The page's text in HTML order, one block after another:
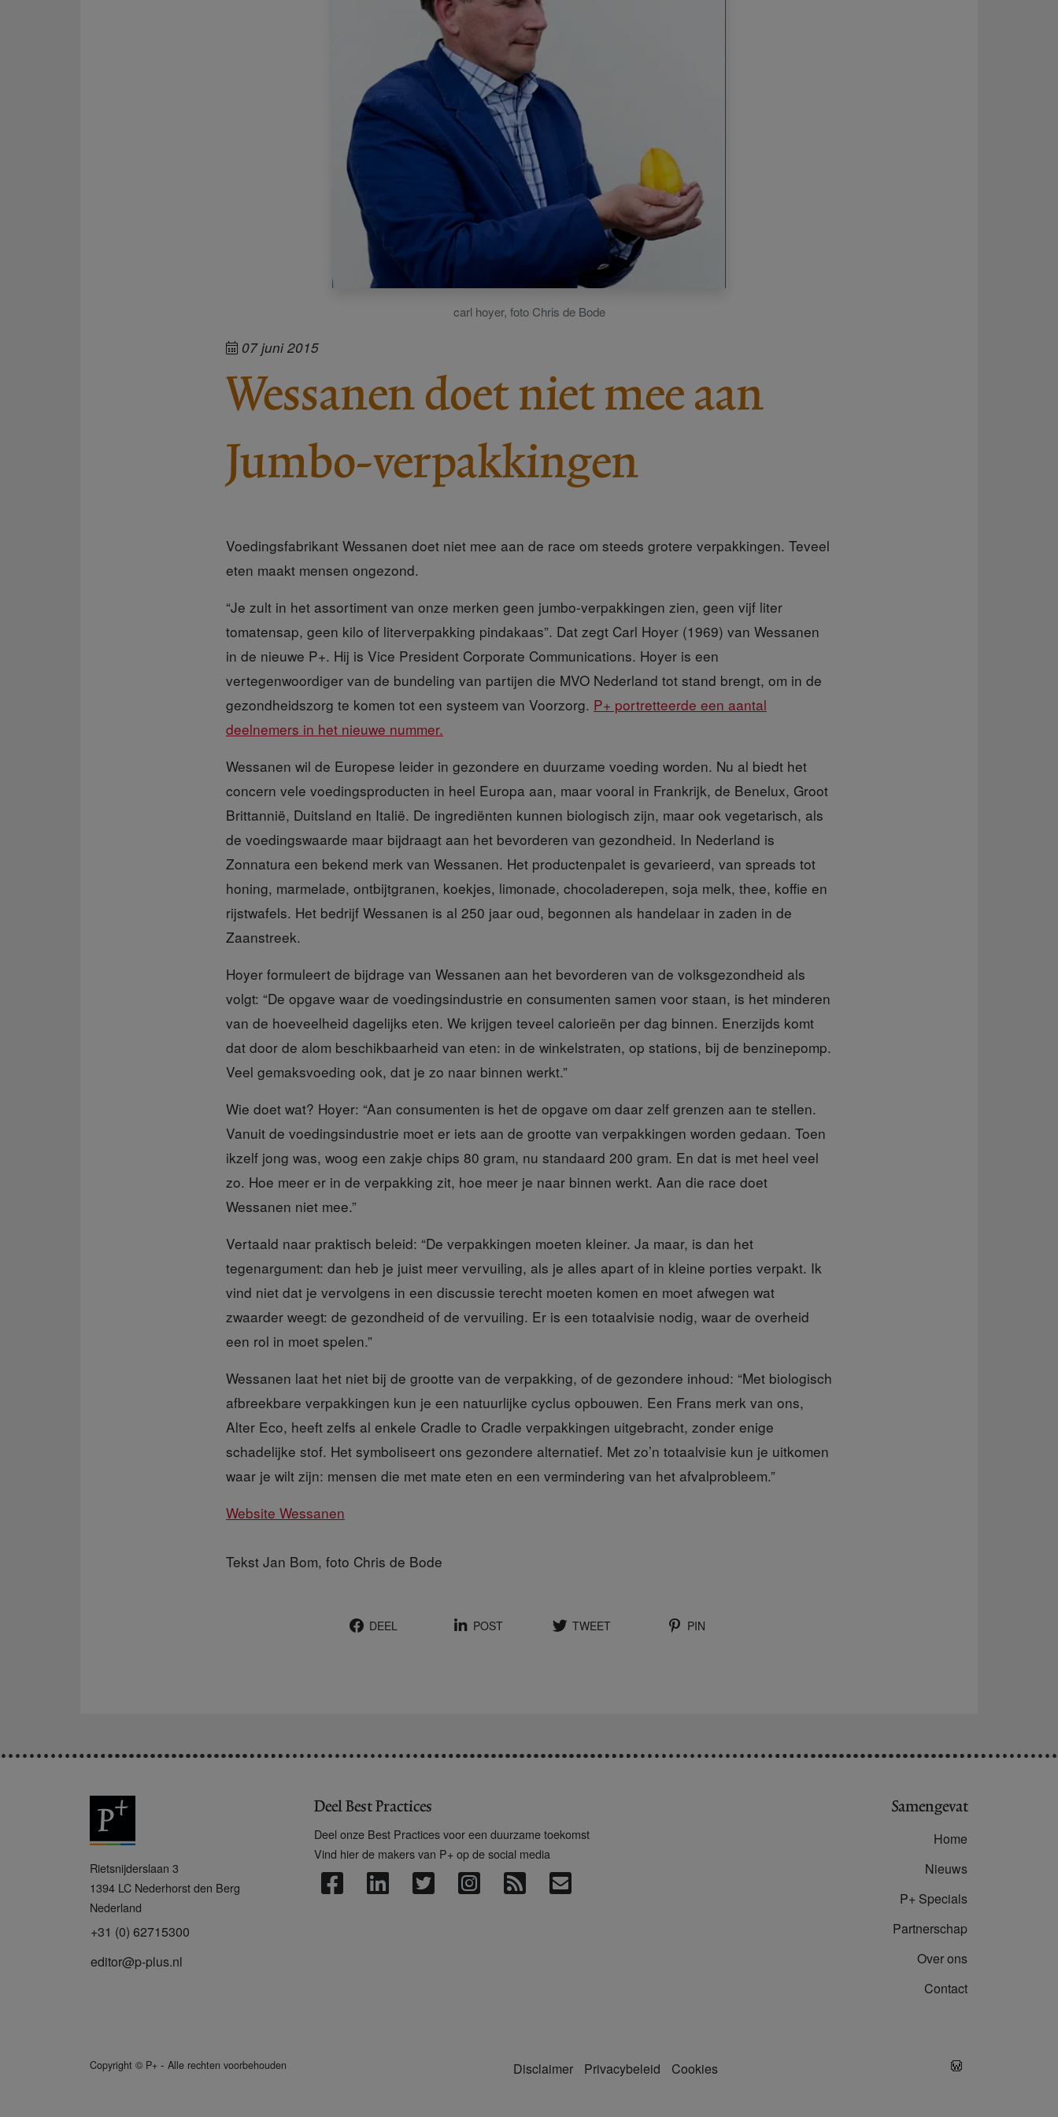
carl hoyer, foto Chris de Bode
07 juni 2015
Wessanen doet niet mee aan
Jumbo-verpakkingen
Voedingsfabrikant Wessanen doet niet mee aan de race om steeds grotere verpakkingen. Teveel
eten maakt mensen ongezond.
“Je zult in het assortiment van onze merken geen jumbo-verpakkingen zien, geen vijf liter
tomatensap, geen kilo of literverpakking pindakaas”. Dat zegt Carl Hoyer (1969) van Wessanen
in de nieuwe P+. Hij is Vice President Corporate Communications. Hoyer is een
vertegenwoordiger van de bundeling van partijen die MVO Nederland tot stand brengt, om in de
gezondheidszorg te komen tot een systeem van Voorzorg. P+ portretteerde een aantal
deelnemers in het nieuwe nummer.
Wessanen wil de Europese leider in gezondere en duurzame voeding worden. Nu al biedt het
concern vele voedingsproducten in heel Europa aan, maar vooral in Frankrijk, de Benelux, Groot
Brittannië, Duitsland en Italië. De ingrediënten kunnen biologisch zijn, maar ook vegetarisch, als
de voedingswaarde maar bijdraagt aan het bevorderen van gezondheid. In Nederland is
Zonnatura een bekend merk van Wessanen. Het productenpalet is gevarieerd, van spreads tot
honing, marmelade, ontbijtgranen, koekjes, limonade, chocoladerepen, soja melk, thee, koffie en
rijstwafels. Het bedrijf Wessanen is al 250 jaar oud, begonnen als handelaar in zaden in de
Zaanstreek.
Hoyer formuleert de bijdrage van Wessanen aan het bevorderen van de volksgezondheid als
volgt: “De opgave waar de voedingsindustrie en consumenten samen voor staan, is het minderen
van de hoeveelheid dagelijks eten. We krijgen teveel calorieën per dag binnen. Enerzijds komt
dat door de alom beschikbaarheid van eten: in de winkelstraten, op stations, bij de benzinepomp.
Veel gemaksvoeding ook, dat je zo naar binnen werkt.”
Wie doet wat? Hoyer: “Aan consumenten is het de opgave om daar zelf grenzen aan te stellen.
Vanuit de voedingsindustrie moet er iets aan de grootte van verpakkingen worden gedaan. Toen
ikzelf jong was, woog een zakje chips 80 gram, nu standaard 200 gram. En dat is met heel veel
zo. Hoe meer er in de verpakking zit, hoe meer je naar binnen werkt. Aan die race doet
Wessanen niet mee.”
Vertaald naar praktisch beleid: “De verpakkingen moeten kleiner. Ja maar, is dan het
tegenargument: dan heb je juist meer vervuiling, als je alles apart of in kleine porties verpakt. Ik
vind niet dat je vervolgens in een discussie terecht moeten komen en moet afwegen wat
zwaarder weegt: de gezondheid of de vervuiling. Er is een totaalvisie nodig, waar de overheid
een rol in moet spelen.”
Wessanen laat het niet bij de grootte van de verpakking, of de gezondere inhoud: “Met biologisch
afbreekbare verpakkingen kun je een natuurlijke cyclus opbouwen. Een Frans merk van ons,
Alter Eco, heeft zelfs al enkele Cradle to Cradle verpakkingen uitgebracht, zonder enige
schadelijke stof. Het symboliseert ons gezondere alternatief. Met zo’n totaalvisie kun je uitkomen
waar je wilt zijn: mensen die met mate eten en een vermindering van het afvalprobleem.”
Website Wessanen
Tekst Jan Bom, foto Chris de Bode
DEEL POST TWEET PIN
+
Rietsnijderslaan 3
1394 LC Nederhorst den Berg
Nederland
+31 (0) 62715300
editor@p-plus.nl
Deel Best Practices
Deel onze Best Practices voor een duurzame toekomst
Vind hier de makers van P+ op de social media
Samengevat
Home
Nieuws
P+ Specials
Partnerschap
Over ons
Contact
Copyright © P+ - Alle rechten voorbehouden Disclaimer Privacybeleid Cookies